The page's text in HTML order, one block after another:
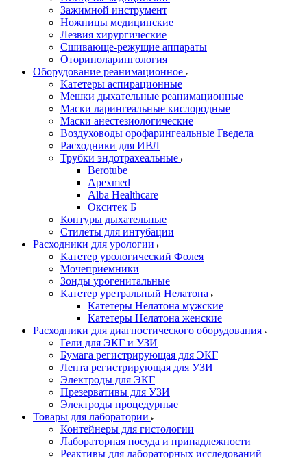
Зажимной инструмент
Ножницы медицинские
Лезвия хирургические
Сшивающе-режущие аппараты
Оториноларингология
Оборудование реанимационное
Катетеры аспирационные
Мешки дыхательные реанимационные
Маски ларингеальные кислородные
Маски анестезиологические
Воздуховоды орофарингеальные Гведела
Расходники для ИВЛ
Трубки эндотрахеальные
Berotube
Apexmed
Alba Healthcare
Окситек Б
Контуры дыхательные
Стилеты для интубации
Расходники для урологии
Катетер урологический Фолея
Мочеприемники
Зонды урогенитальные
Катетер уретральный Нелатона
Катетеры Нелатона мужские
Катетеры Нелатона женские
Расходники для диагностического оборудования
Гели для ЭКГ и УЗИ
Бумага регистрирующая для ЭКГ
Лента регистрирующая для УЗИ
Электроды для ЭКГ
Презервативы для УЗИ
Электроды процедурные
Товары для лаборатории
Контейнеры для гистологии
Лабораторная посуда и принадлежности
Реактивы для лабораторных исследований